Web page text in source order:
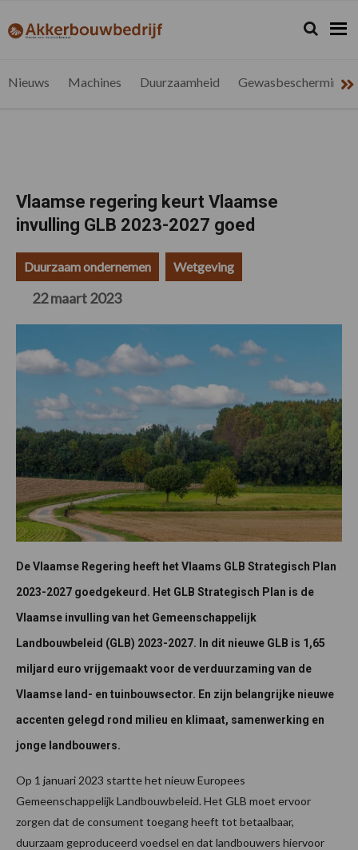
de
de
de
de
akkerbouwbedrijf.be
Nieuws
Zoeken...
Zoek
Nieuws Machines Duurzaamheid Gewasbescherming
Vlaamse regering keurt Vlaamse
invulling GLB 2023-2027 goed
Duurzaam ondernemen Wetgeving
22 maart 2023
De Vlaamse Regering heeft het Vlaams GLB Strategisch Plan
2023-2027 goedgekeurd. Het GLB Strategisch Plan is de
Vlaamse invulling van het Gemeenschappelijk
Landbouwbeleid (GLB) 2023-2027. In dit nieuwe GLB is 1,65
miljard euro vrijgemaakt voor de verduurzaming van de
Vlaamse land- en tuinbouwsector. En zijn belangrijke nieuwe
accenten gelegd rond milieu en klimaat, samenwerking en
jonge landbouwers.
Op 1 januari 2023 startte het nieuw Europees
Gemeenschappelijk Landbouwbeleid. Het GLB moet ervoor
zorgen dat de consument toegang heeft tot betaalbaar,
duurzaam geproduceerd voedsel en dat landbouwers hiervoor